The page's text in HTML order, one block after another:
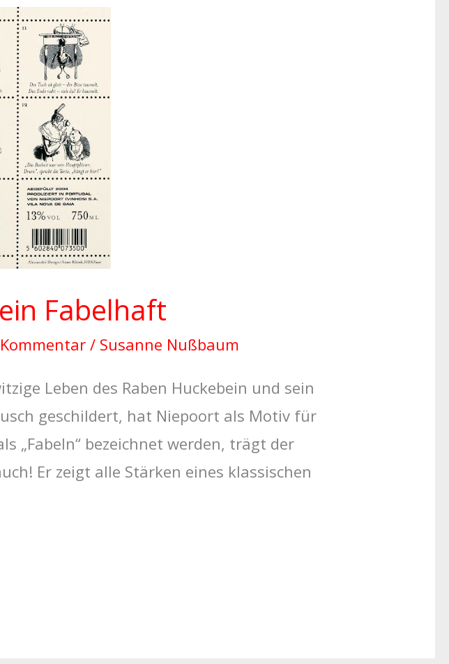
Fabelhaft
/ Susanne Nußbaum
Leben des Raben Huckebein und sein
geschildert, hat Niepoort als Motiv für
„Fabeln“ bezeichnet werden, trägt der
Er zeigt alle Stärken eines klassischen